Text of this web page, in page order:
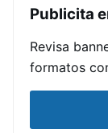
Publicita
Revisa
formatos